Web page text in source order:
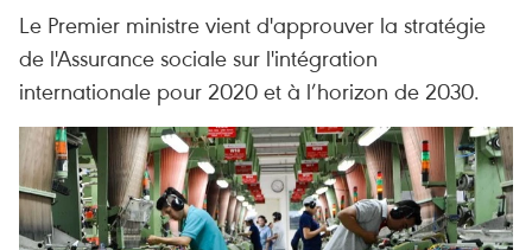
Le Premier ministre vient d'approuver la stratégie
de l'Assurance sociale sur l'intégration
internationale pour 2020 et à l’horizon de 2030.